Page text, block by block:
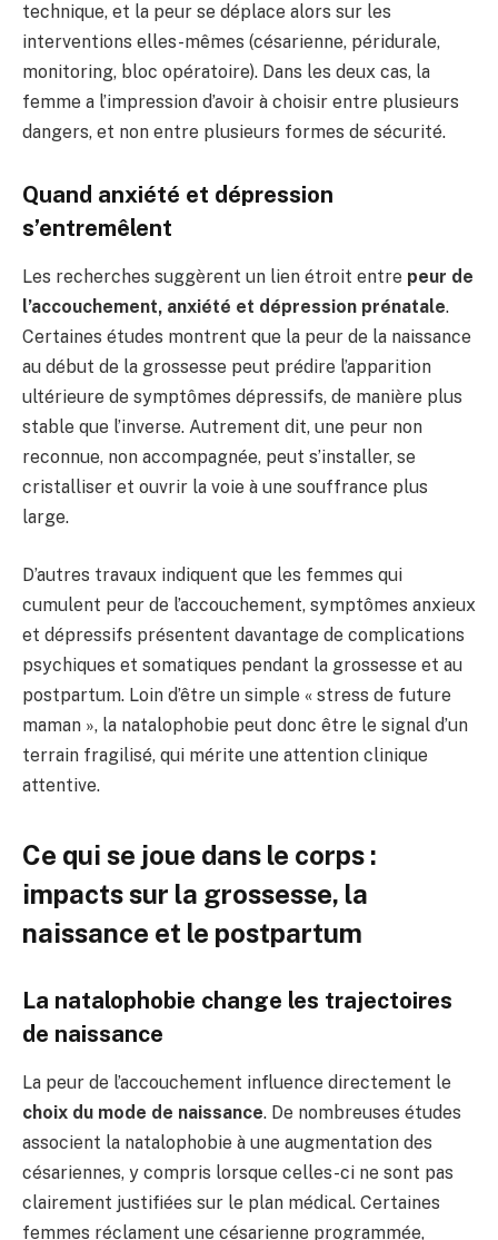
technique, et la peur se déplace alors sur les
interventions elles-mêmes (césarienne, péridurale,
monitoring, bloc opératoire). Dans les deux cas, la
femme a l’impression d’avoir à choisir entre plusieurs
dangers, et non entre plusieurs formes de sécurité.
Quand anxiété et dépression
s’entremêlent
Les recherches suggèrent un lien étroit entre peur de
l’accouchement, anxiété et dépression prénatale.
Certaines études montrent que la peur de la naissance
au début de la grossesse peut prédire l’apparition
ultérieure de symptômes dépressifs, de manière plus
stable que l’inverse. Autrement dit, une peur non
reconnue, non accompagnée, peut s’installer, se
cristalliser et ouvrir la voie à une souffrance plus
large.
D’autres travaux indiquent que les femmes qui
cumulent peur de l’accouchement, symptômes anxieux
et dépressifs présentent davantage de complications
psychiques et somatiques pendant la grossesse et au
postpartum. Loin d’être un simple « stress de future
maman », la natalophobie peut donc être le signal d’un
terrain fragilisé, qui mérite une attention clinique
attentive.
Ce qui se joue dans le corps :
impacts sur la grossesse, la
naissance et le postpartum
La natalophobie change les trajectoires
de naissance
La peur de l’accouchement influence directement le
choix du mode de naissance. De nombreuses études
associent la natalophobie à une augmentation des
césariennes, y compris lorsque celles-ci ne sont pas
clairement justifiées sur le plan médical. Certaines
femmes réclament une césarienne programmée,